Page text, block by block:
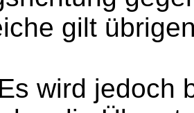
gilt
Es wird jedoch